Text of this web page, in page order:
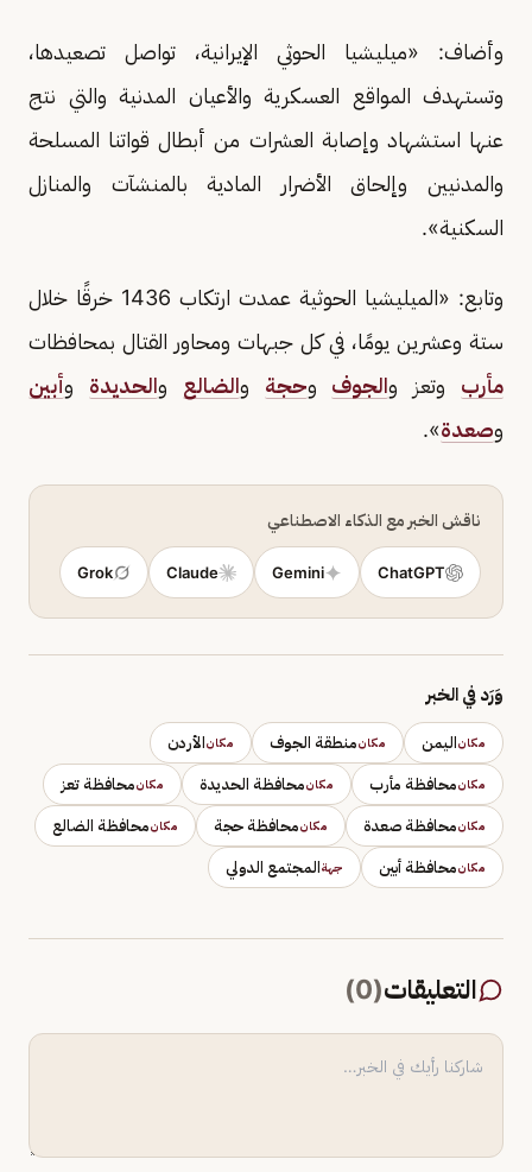
وأضاف: «ميليشيا الحوثي الإيرانية، تواصل تصعيدها،
وتستهدف المواقع العسكرية والأعيان المدنية والتي نتج
عنها استشهاد وإصابة العشرات من أبطال قواتنا المسلحة
والمدنيين وإلحاق الأضرار المادية بالمنشآت والمنازل
السكنية».
وتابع: «الميليشيا الحوثية عمدت ارتكاب 1436 خرقًا خلال
ستة وعشرين يومًا، في كل جبهات ومحاور القتال بمحافظات
مأرب وتعز والجوف وحجة والضالع والحديدة وأبين
وصعدة».
ناقش الخبر مع الذكاء الاصطناعي
ChatGPT
Gemini
Claude
Grok
وَرَد في الخبر
مكاناليمن مكانمنطقة الجوف مكانالأردن
مكانمحافظة مأرب مكانمحافظة الحديدة مكانمحافظة تعز
مكانمحافظة صعدة مكانمحافظة حجة مكانمحافظة الضالع
مكانمحافظة أبين جهةالمجتمع الدولي
التعليقات(
0
)